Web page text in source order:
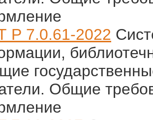
Р 7.0.61-2022
Общие